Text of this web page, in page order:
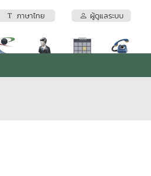
ภาษาไทย ผู้ดูแลระบบ